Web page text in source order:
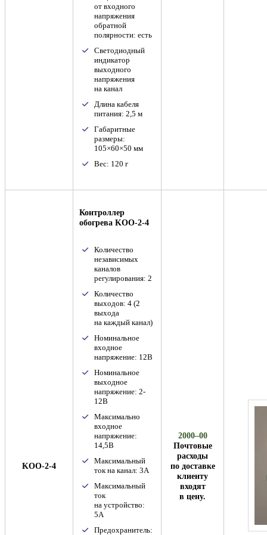
от входного
напряжения
обратной
полярности: есть
Светодиодный
индикатор
выходного
напряжения
на канал
Длина кабеля
питания: 2,5 м
Габаритные
размеры:
105×60×50 мм
Вес: 120 г
KOO-2-4
Контроллер
обогрева KOO-2-4
Количество
независимых
каналов
регулирования: 2
Количество
выходов: 4 (2
выхода
на каждый канал)
Номинальное
входное
напряжение: 12В
Номинальное
выходное
напряжение: 2-
12В
Максимально
входное
напряжение:
14,5В
Максимальный
ток на канал: 3А
Максимальный
ток
на устройство:
5А
Предохранитель:
2000–00
Почтовые
расходы
по доставке
клиенту
входят
в цену.